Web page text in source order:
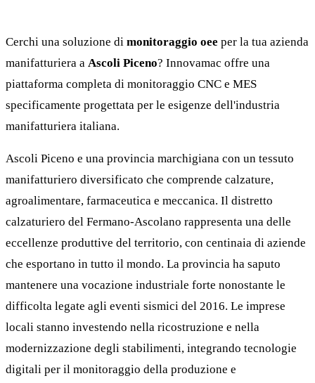
Cerchi una soluzione di monitoraggio oee per la tua azienda
manifatturiera a Ascoli Piceno? Innovamac offre una
piattaforma completa di monitoraggio CNC e MES
specificamente progettata per le esigenze dell'industria
manifatturiera italiana.
Ascoli Piceno e una provincia marchigiana con un tessuto
manifatturiero diversificato che comprende calzature,
agroalimentare, farmaceutica e meccanica. Il distretto
calzaturiero del Fermano-Ascolano rappresenta una delle
eccellenze produttive del territorio, con centinaia di aziende
che esportano in tutto il mondo. La provincia ha saputo
mantenere una vocazione industriale forte nonostante le
difficolta legate agli eventi sismici del 2016. Le imprese
locali stanno investendo nella ricostruzione e nella
modernizzazione degli stabilimenti, integrando tecnologie
digitali per il monitoraggio della produzione e